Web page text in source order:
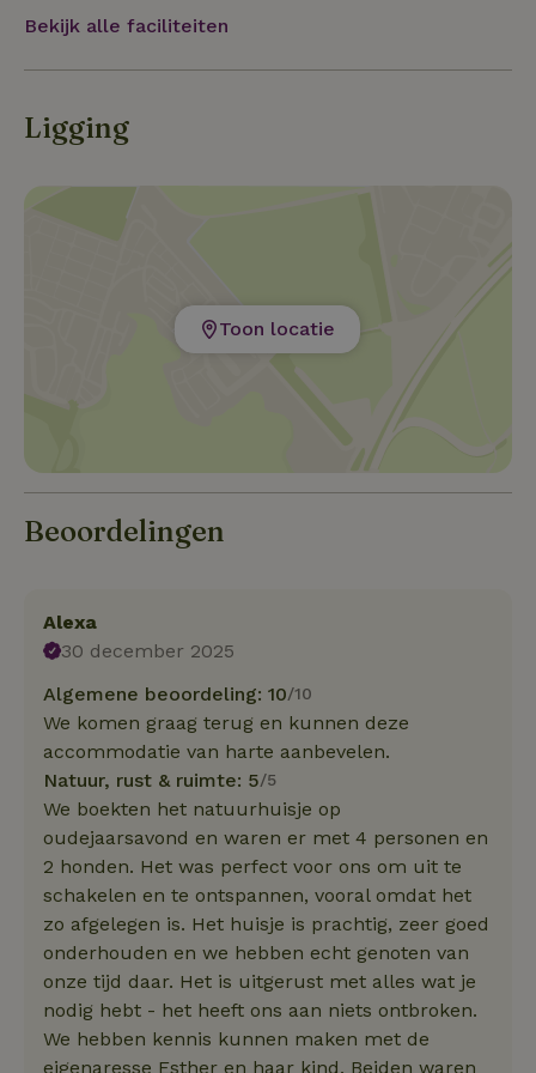
Bekijk alle faciliteiten
Ligging
Toon locatie
Beoordelingen
Alexa
30 december 2025
Algemene beoordeling: 10/10
We komen graag terug en kunnen deze
accommodatie van harte aanbevelen.
Natuur, rust & ruimte: 5/5
We boekten het natuurhuisje op
oudejaarsavond en waren er met 4 personen en
2 honden. Het was perfect voor ons om uit te
schakelen en te ontspannen, vooral omdat het
zo afgelegen is. Het huisje is prachtig, zeer goed
onderhouden en we hebben echt genoten van
onze tijd daar. Het is uitgerust met alles wat je
nodig hebt - het heeft ons aan niets ontbroken.
We hebben kennis kunnen maken met de
eigenaresse Esther en haar kind. Beiden waren